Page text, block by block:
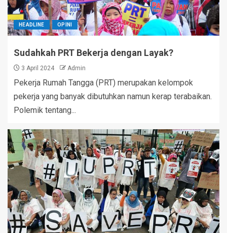
HEADLINE OPINI
Sudahkah PRT Bekerja dengan Layak?
3 April 2024 Admin
Pekerja Rumah Tangga (PRT) merupakan kelompok
pekerja yang banyak dibutuhkan namun kerap terabaikan.
Polemik tentang...